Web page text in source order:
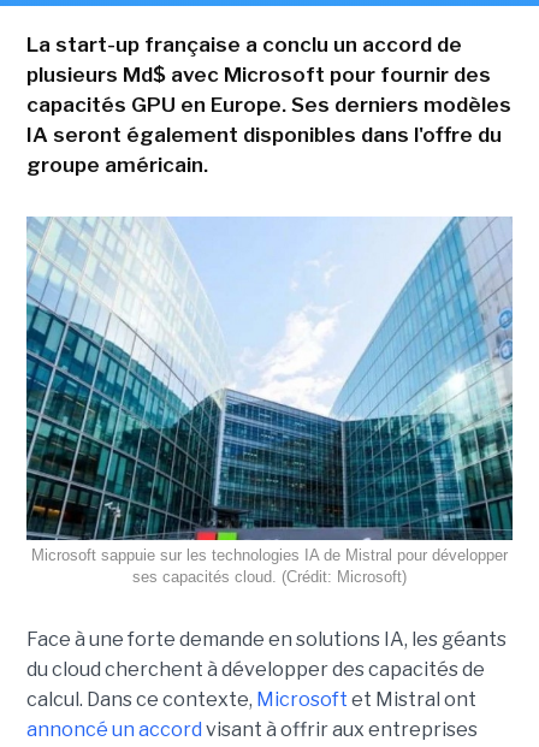
La start-up française a conclu un accord de
plusieurs Md$ avec Microsoft pour fournir des
capacités GPU en Europe. Ses derniers modèles
IA seront également disponibles dans l'offre du
groupe américain.
Microsoft sappuie sur les technologies IA de Mistral pour développer
ses capacités cloud. (Crédit: Microsoft)
Face à une forte demande en solutions IA, les géants
du cloud cherchent à développer des capacités de
calcul. Dans ce contexte, Microsoft et Mistral ont
annoncé un accord visant à offrir aux entreprises